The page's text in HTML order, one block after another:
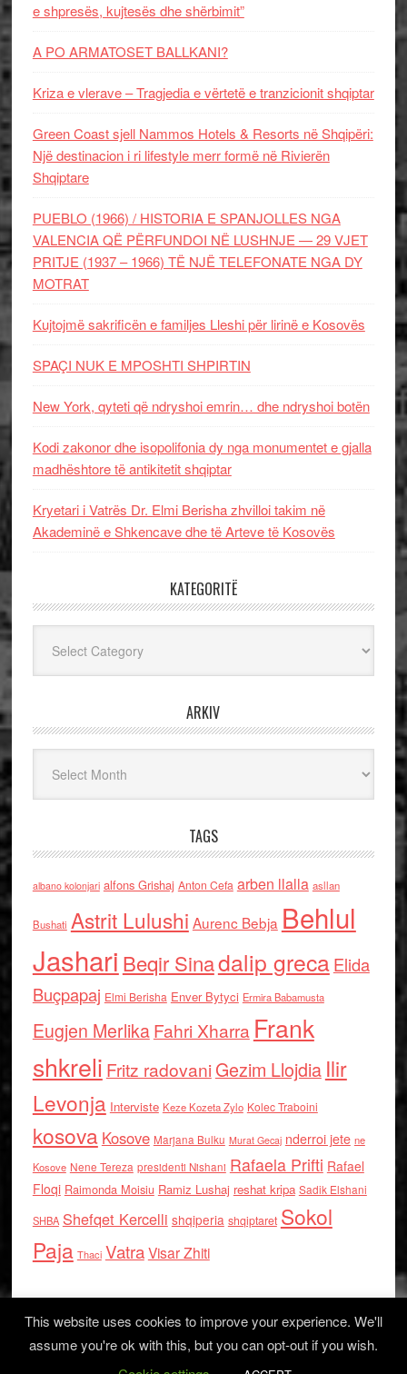
e shpresës, kujtesës dhe shërbimit”
A PO ARMATOSET BALLKANI?
Kriza e vlerave – Tragjedia e vërtetë e tranzicionit shqiptar
Green Coast sjell Nammos Hotels & Resorts në Shqipëri:
Një destinacion i ri lifestyle merr formë në Rivierën
Shqiptare
PUEBLO (1966) / HISTORIA E SPANJOLLES NGA
VALENCIA QË PËRFUNDOI NË LUSHNJE — 29 VJET
PRITJE (1937 – 1966) TË NJË TELEFONATE NGA DY
MOTRAT
Kujtojmë sakrificën e familjes Lleshi për lirinë e Kosovës
SPAÇI NUK E MPOSHTI SHPIRTIN
New York, qyteti që ndryshoi emrin… dhe ndryshoi botën
Kodi zakonor dhe isopolifonia dy nga monumentet e gjalla
madhështore të antikitetit shqiptar
Kryetari i Vatrës Dr. Elmi Berisha zhvilloi takim në
Akademinë e Shkencave dhe të Arteve të Kosovës
KATEGORITË
ARKIV
TAGS
albano kolonjari alfons Grishaj Anton Cefa arben llalla asllan
Bushati Astrit Lulushi Aurenc Bebja Behlul
Jashari Beqir Sinadalip grecaElida
Buçpapaj Elmi Berisha Enver Bytyci Ermira Babamusta
Eugjen MerlikaFahri Xharra Frank
shkreli Fritz radovaniGezim Llojdia Ilir
Levonja Interviste Keze Kozeta Zylo Kolec Traboini
kosova Kosove Marjana Bulku Murat Gecaj nderroi jete ne
Kosove Nene Tereza presidenti Nishani Rafaela Prifti Rafael
Floqi Raimonda Moisiu Ramiz Lushaj reshat kripa Sadik Elshani
SHBA Shefqet Kercelli shqiperia shqiptaret Sokol
Paja Thaci VatraVisar Zhiti
This website uses cookies to improve your experience. We'll
assume you're ok with this, but you can opt-out if you wish.